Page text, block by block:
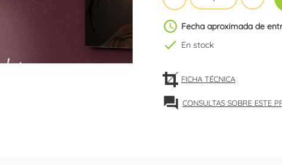
schedule Fecha aproximada de
check En stock
FICHA TÉCNICA
forum CONSULTAS SOBRE ESTE